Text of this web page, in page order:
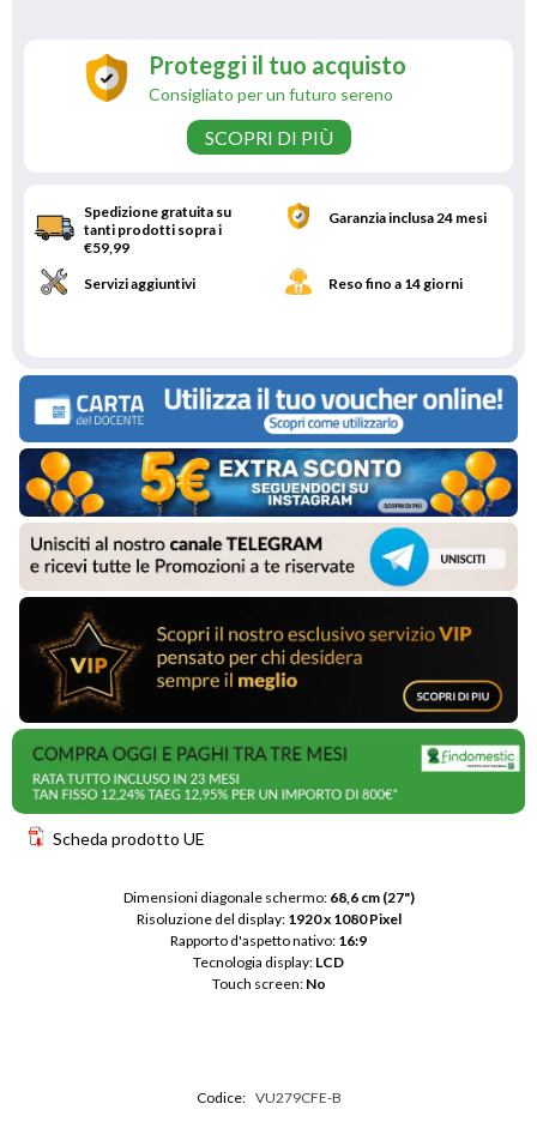
Proteggi il tuo acquisto
Consigliato per un futuro sereno
SCOPRI DI PIÙ
Spedizione gratuita su
tanti prodotti sopra i
€59,99
Garanzia inclusa 24 mesi
Servizi aggiuntivi Reso fino a 14 giorni
Scheda prodotto UE
Dimensioni diagonale schermo: 68,6 cm (27")
Risoluzione del display: 1920 x 1080 Pixel
Rapporto d'aspetto nativo: 16:9
Tecnologia display: LCD
Touch screen: No
Codice: VU279CFE-B